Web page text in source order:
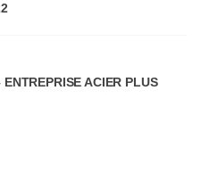
ACIER PLUS